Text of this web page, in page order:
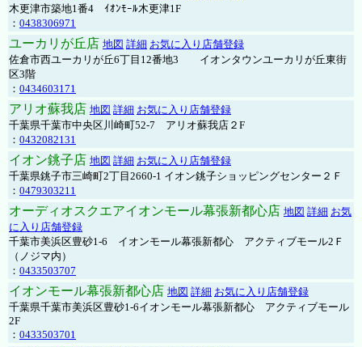
木更津市築地1番4 ｲｵﾝﾓｰﾙ木更津1F
： 0438306971
ユーカリが丘店 地図 詳細 お気に入り店舗登録
佐倉市西ユーカリが丘6丁目12番地3 イオンタウンユーカリが丘東街
区3階
： 0434603171
アリオ蘇我店 地図 詳細 お気に入り店舗登録
千葉県千葉市中央区川崎町52-7 アリオ蘇我店２F
： 0432082131
イオン銚子店 地図 詳細 お気に入り店舗登録
千葉県銚子市三崎町2丁目2660-1 イオン銚子ショッピングセンター２Ｆ
： 0479303211
オーディオスクエアイオンモール幕張新都心店 地図 詳細 お気
に入り店舗登録
千葉市美浜区豊砂1-6 イオンモール幕張新都心 アクティブモール2Ｆ
（ノジマ内）
： 0433503707
イオンモール幕張新都心店 地図 詳細 お気に入り店舗登録
千葉県千葉市美浜区豊砂1-6イオンモール幕張新都心 アクティブモール
2F
： 0433503701